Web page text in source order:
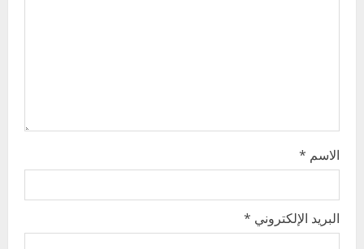
الاسم *
البريد الإلكتروني *